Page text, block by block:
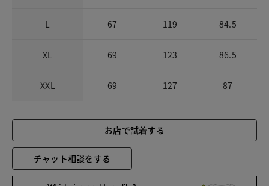
L 67 119 84.5
XL 69 123 86.5
XXL 69 127 87
お店で試着する
チャット相談をする